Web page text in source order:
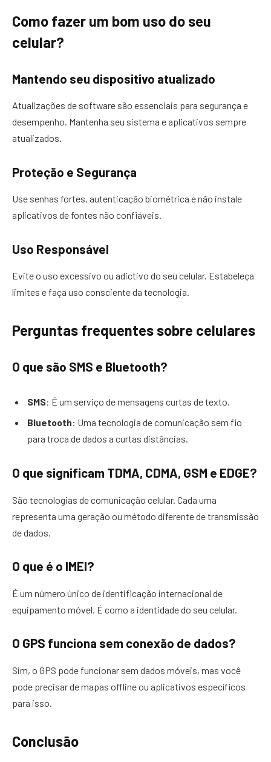
Como fazer um bom uso do seu
celular?
Mantendo seu dispositivo atualizado
Atualizações de software são essenciais para segurança e
desempenho. Mantenha seu sistema e aplicativos sempre
atualizados.
Proteção e Segurança
Use senhas fortes, autenticação biométrica e não instale
aplicativos de fontes não confiáveis.
Uso Responsável
Evite o uso excessivo ou adictivo do seu celular. Estabeleça
limites e faça uso consciente da tecnologia.
Perguntas frequentes sobre celulares
O que são SMS e Bluetooth?
SMS: É um serviço de mensagens curtas de texto.
Bluetooth: Uma tecnologia de comunicação sem fio
para troca de dados a curtas distâncias.
O que significam TDMA, CDMA, GSM e EDGE?
São tecnologias de comunicação celular. Cada uma
representa uma geração ou método diferente de transmissão
de dados.
O que é o IMEI?
É um número único de identificação internacional de
equipamento móvel. É como a identidade do seu celular.
O GPS funciona sem conexão de dados?
Sim, o GPS pode funcionar sem dados móveis, mas você
pode precisar de mapas offline ou aplicativos específicos
para isso.
Conclusão